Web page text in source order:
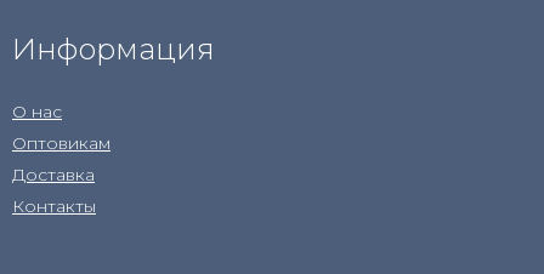
Информация
О нас
Оптовикам
Доставка
Контакты